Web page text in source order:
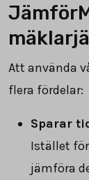
Att använda
flera fördelar:
Sparar
Istället
jämföra